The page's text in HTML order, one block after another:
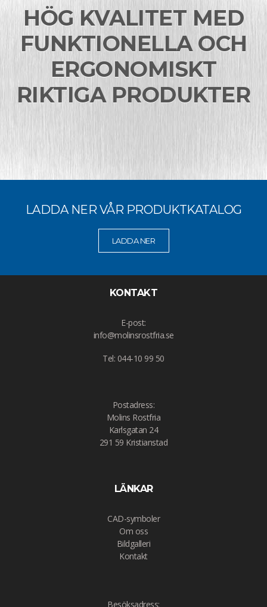
HÖG KVALITET MED
FUNKTIONELLA OCH
ERGONOMISKT
RIKTIGA PRODUKTER
LADDA NER VÅR PRODUKTKATALOG
LADDA NER
KONTAKT
E-post:
info@molinsrostfria.se
Tel: 044-10 99 50
Postadress:
Molins Rostfria
Karlsgatan 24
291 59 Kristianstad
LÄNKAR
CAD-symboler
Om oss
Bildgalleri
Kontakt
Besöksadress: